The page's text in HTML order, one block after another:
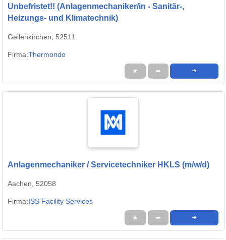
Unbefristet!! (Anlagenmechaniker/in - Sanitär-,
Heizungs- und Klimatechnik)
Geilenkirchen, 52511
Firma:Thermondo
★ ➦ ➜
Anlagenmechaniker / Servicetechniker HKLS (m/w/d)
Aachen, 52058
Firma:ISS Facility Services
★ ➦ ➜